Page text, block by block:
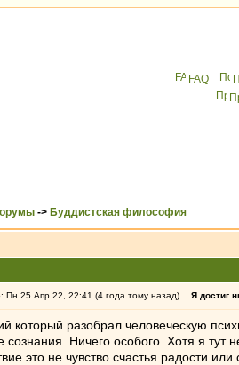
FAQ
-> Буддистская философия
Пн 25 Апр 22, 22:41 (4 года тому назад) Я достиг
который разобрал человеческую
сознания. Ничего особого. Хотя я тут
это не чувство счастья радости